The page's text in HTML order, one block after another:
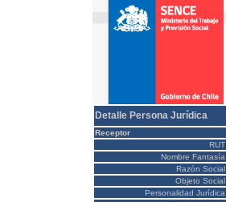
Detalle Persona Jurídica
Receptor
RUT
Nombre Fantasía
Razón Social
Objeto Social
Personalidad Jurídica